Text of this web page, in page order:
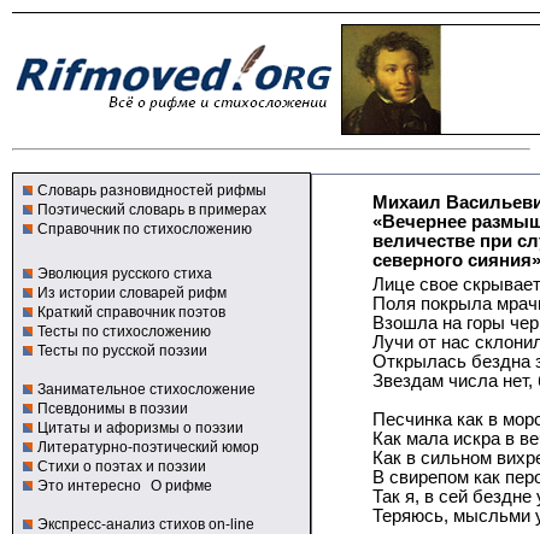
Словарь разновидностей рифмы
Поэтический словарь в примерах
Справочник по стихосложению
Эволюция русского стиха
Из истории словарей рифм
Краткий справочник поэтов
Тесты по стихосложению
Тесты по русской поэзии
Занимательное стихосложение
Псевдонимы в поэзии
Цитаты и афоризмы о поэзии
Литературно-поэтический юмор
Стихи о поэтах и поэзии
Это интересно О рифме
Экспресс-анализ стихов on-line
Михаил
«Вечернее
величестве при
северного сияния»
Лице свое
Поля покрыла
Взошла на горы
Лучи от нас
Открылась бездна
Звездам числа нет,
Песчинка как в
Как мала искра в
Как в сильном
В свирепом как
Так я, в сей бездне
Теряюсь, мысльми